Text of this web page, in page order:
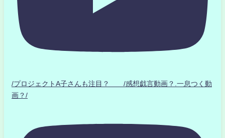
/プロジェクトA子さんも注目？ /感想戯言動画？.一息つく動
画？/